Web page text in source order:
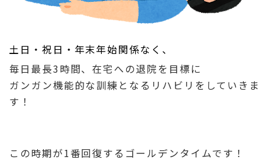
土日・祝日・年末年始関係なく、
毎日最長3時間、在宅への退院を目標に
ガンガン機能的な訓練となるリハビリをしていきま
す！
この時期が1番回復するゴールデンタイムです！